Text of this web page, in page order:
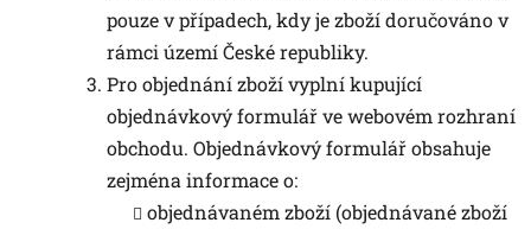
pouze v případech, kdy je zboží doručováno v
rámci území České republiky.
Pro objednání zboží vyplní kupující
objednávkový formulář ve webovém rozhraní
obchodu. Objednávkový formulář obsahuje
zejména informace o:
objednávaném zboží (objednávané zboží